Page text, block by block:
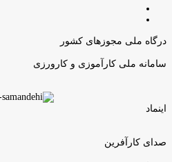
درگاه ملی مجوزهای کشور
سامانه ملی کارآموزی و کارورزی
اینماد
صدای کارآفرین